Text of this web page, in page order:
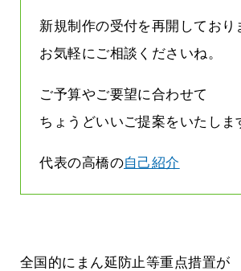
新規制作の受付を再開しており
お気軽にご相談くださいね。
ご予算やご要望に合わせて
ちょうどいいご提案をいたしま
代表の高橋の自己紹介
全国的にまん延防止等重点措置が